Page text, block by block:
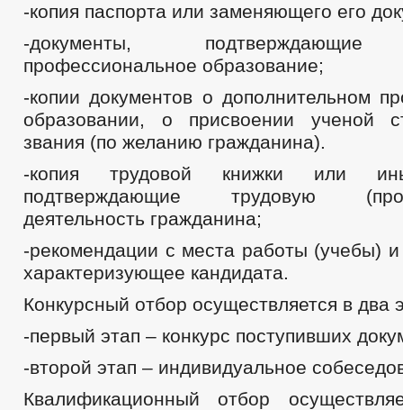
-копия паспорта или заменяющего его
-документы, подтверждающие
профессиональное образование;
-копии документов о дополнительном
образовании, о присвоении ученой
звания (по желанию гражданина).
-копия трудовой книжки или
подтверждающие трудовую
деятельность гражданина;
-рекомендации с места работы (учебы)
характеризующее кандидата.
Конкурсный отбор осуществляется в два
-первый этап – конкурс поступивших
-второй этап – индивидуальное
Квалификационный отбор